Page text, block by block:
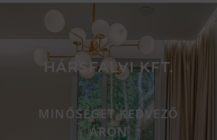
HÁRSFALVI KFT.
MINŐSÉGET KEDVEZŐ
ÁRON